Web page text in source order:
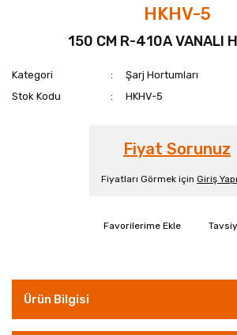
HKHV-5
150 CM R-410A VANALI
Kategori
Şarj Hortumları
Stok Kodu
HKHV-5
Fiyat Sorunuz
Fiyatları Görmek için Giriş
Ürün Bilgisi